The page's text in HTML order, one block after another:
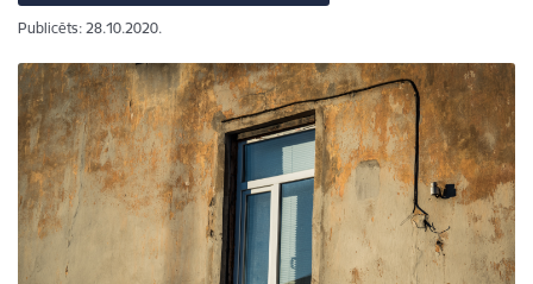
Publicēts: 28.10.2020.